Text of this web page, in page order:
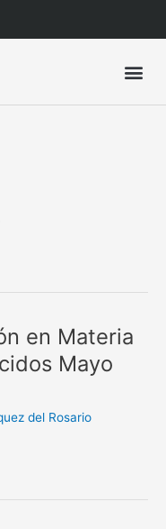
en Materia
Mayo
del Rosario